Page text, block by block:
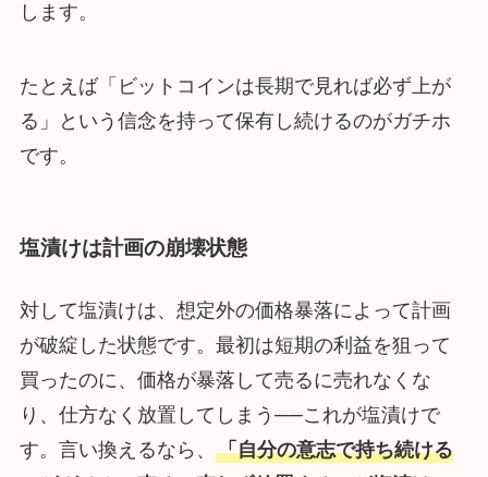
します。
たとえば「ビットコインは長期で見れば必ず上が
る」という信念を持って保有し続けるのがガチホ
です。
塩漬けは計画の崩壊状態
対して塩漬けは、想定外の価格暴落によって計画
が破綻した状態です。最初は短期の利益を狙って
買ったのに、価格が暴落して売るに売れなくな
り、仕方なく放置してしまう──これが塩漬けで
す。言い換えるなら、 「自分の意志で持ち続ける